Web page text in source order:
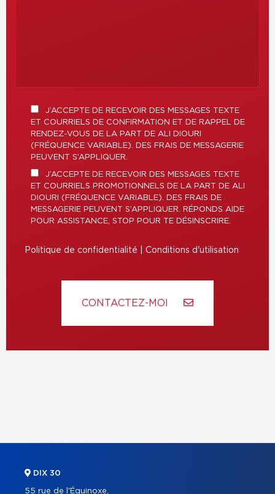
J’ACCEPTE DE RECEVOIR DES MESSAGES TEXTE
ET COURRIELS DE CONFIRMATION ET DE RAPPEL DE
RENDEZ-VOUS DE LA PART DE ALI DIOURI
(FRÉQUENCE VARIABLE). DES FRAIS DE MESSAGERIE
PEUVENT S’APPLIQUER.
J’ACCEPTE DE RECEVOIR DES MESSAGES TEXTE
ET COURRIELS PROMOTIONNELS DE LA PART DE ALI
DIOURI (FRÉQUENCE VARIABLE). DES FRAIS DE
MESSAGERIE PEUVENT S’APPLIQUER. RÉPONDS AIDE
POUR ASSISTANCE, STOP POUR TE DÉSINSCRIRE.
Politique de confidentialité Conditions d'utilisation
CONTACTEZ-MOI
DIX 30
55 rue de l'Équinoxe,